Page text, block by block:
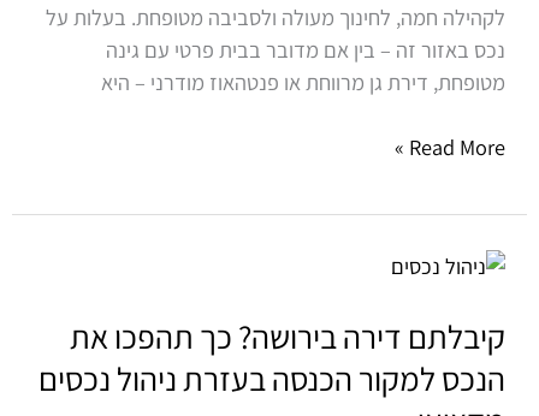
לקהילה חמה, לחינוך מעולה ולסביבה מטופחת. בעלות על
נכס באזור זה – בין אם מדובר בבית פרטי עם גינה
מטופחת, דירת גן מרווחת או פנטהאוז מודרני – היא
Read More »
קיבלתם דירה בירושה? כך תהפכו את
הנכס למקור הכנסה בעזרת ניהול נכסים
קיבלתם
בירושה?
כך
תהפכו